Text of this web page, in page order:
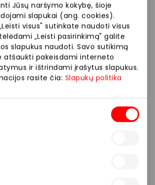
Jūsų naršymo kokybę, šioje
slapukai (ang. cookies).
visus" sutinkate naudoti visus
„Leisti pasirinkimą" galite
slapukus naudoti. Savo sutikimą
atšaukti pakeisdami interneto
ir ištrindami įrašytus slapukus.
rasite čia: Slapukų politika